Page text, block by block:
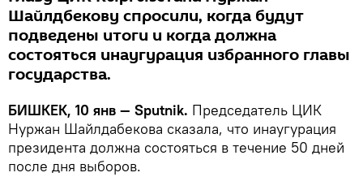
Шайлдбекову спросили, когда будут
подведены итоги и когда должна
состояться инаугурация избранного главы
государства.
БИШКЕК, 10 янв — Sputnik. Председатель ЦИК
Нуржан Шайлдабекова сказала, что инаугурация
президента должна состояться в течение 50 дней
после дня выборов.